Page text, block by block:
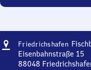
Adresse
Friedrichshafen
Eisenbahnstraße 15
88048